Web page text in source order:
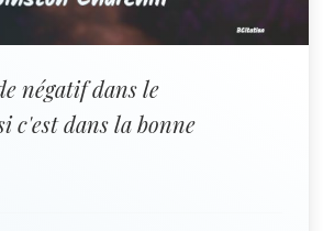
négatif dans le
c'est dans la bonne